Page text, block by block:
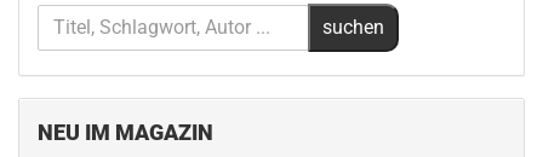
NEU IM MAGAZIN